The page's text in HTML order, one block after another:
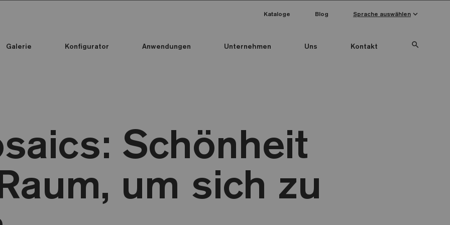
Galerie Konfigurator Anwendungen Unternehmen Uns Kontakt search
Kataloge Blog Sprache auswählen keyboard_arrow_down
Schönheit
um sich zu